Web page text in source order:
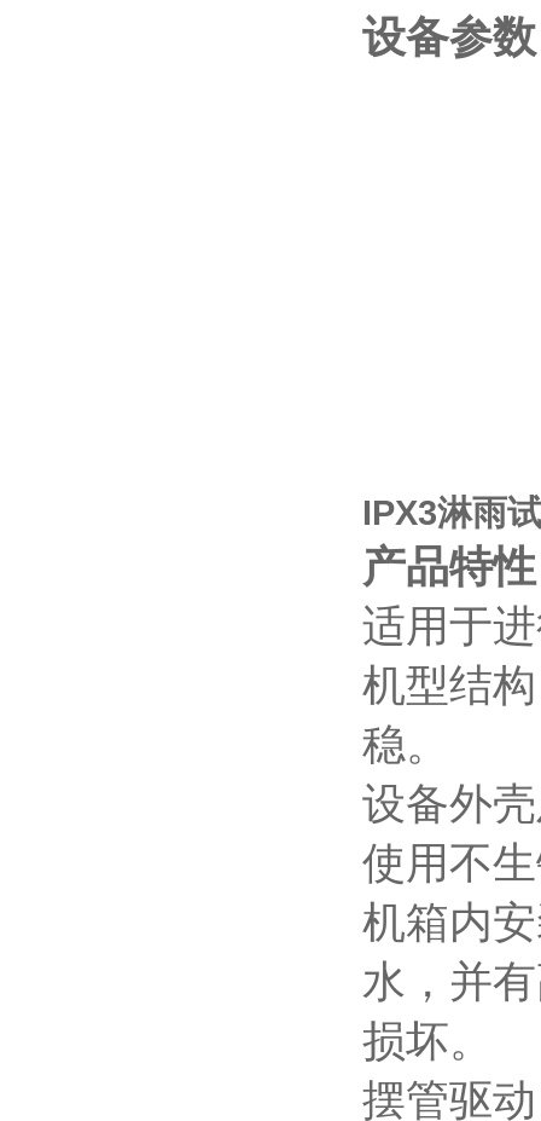
设备参数
IPX3淋雨
产品特性
适用于
机型结
稳。
设备外
使用不
机箱内
水，并
损坏。
摆管驱